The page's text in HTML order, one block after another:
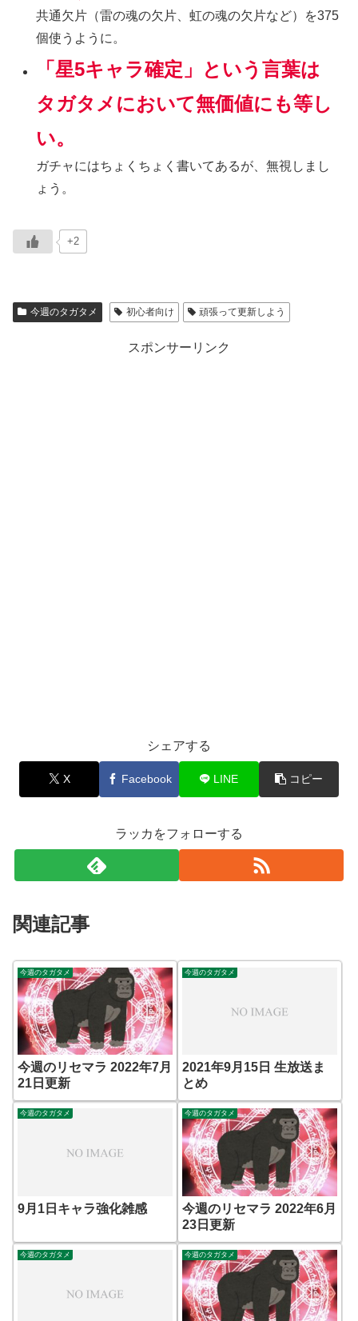
共通欠片（雷の魂の欠片、虹の魂の欠片など）を375
個使うように。
「星5キャラ確定」という言葉は
タガタメにおいて無価値にも等し
い。
ガチャにはちょくちょく書いてあるが、無視しまし
ょう。
+2
今週のタガタメ 初心者向け 頑張って更新しよう
スポンサーリンク
シェアする
X Facebook LINE コピー
ラッカをフォローする
関連記事
今週のタガタメ
今週のリセマラ 2022年7月
21日更新
今週のタガタメ
2021年9月15日 生放送ま
とめ
今週のタガタメ
9月1日キャラ強化雑感
今週のタガタメ
今週のリセマラ 2022年6月
23日更新
今週のタガタメ 今週のタガタメ